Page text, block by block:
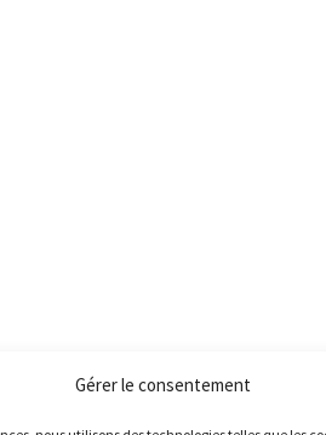
Gérer le consentement